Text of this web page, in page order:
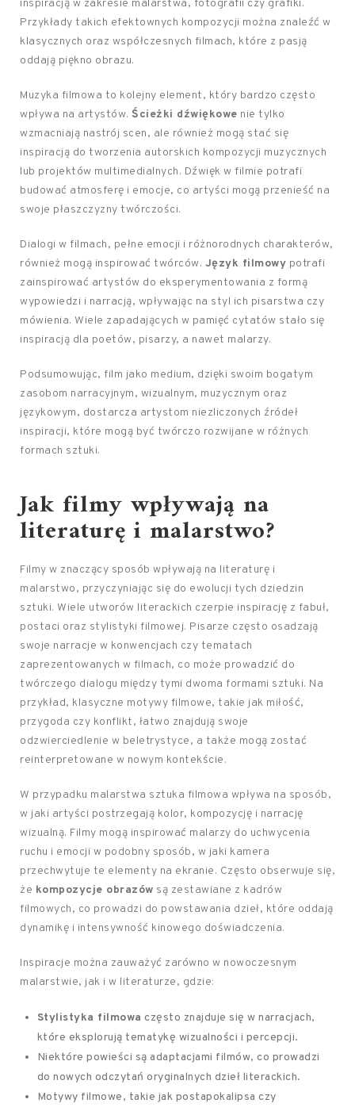
inspiracją w zakresie malarstwa, fotografii czy grafiki.
Przykłady takich efektownych kompozycji można znaleźć w
klasycznych oraz współczesnych filmach, które z pasją
oddają piękno obrazu.
Muzyka filmowa to kolejny element, który bardzo często
wpływa na artystów. Ścieżki dźwiękowe nie tylko
wzmacniają nastrój scen, ale również mogą stać się
inspiracją do tworzenia autorskich kompozycji muzycznych
lub projektów multimedialnych. Dźwięk w filmie potrafi
budować atmosferę i emocje, co artyści mogą przenieść na
swoje płaszczyzny twórczości.
Dialogi w filmach, pełne emocji i różnorodnych charakterów,
również mogą inspirować twórców. Język filmowy potrafi
zainspirować artystów do eksperymentowania z formą
wypowiedzi i narracją, wpływając na styl ich pisarstwa czy
mówienia. Wiele zapadających w pamięć cytatów stało się
inspiracją dla poetów, pisarzy, a nawet malarzy.
Podsumowując, film jako medium, dzięki swoim bogatym
zasobom narracyjnym, wizualnym, muzycznym oraz
językowym, dostarcza artystom niezliczonych źródeł
inspiracji, które mogą być twórczo rozwijane w różnych
formach sztuki.
Jak filmy wpływają na
literaturę i malarstwo?
Filmy w znaczący sposób wpływają na literaturę i
malarstwo, przyczyniając się do ewolucji tych dziedzin
sztuki. Wiele utworów literackich czerpie inspirację z fabuł,
postaci oraz stylistyki filmowej. Pisarze często osadzają
swoje narracje w konwencjach czy tematach
zaprezentowanych w filmach, co może prowadzić do
twórczego dialogu między tymi dwoma formami sztuki. Na
przykład, klasyczne motywy filmowe, takie jak miłość,
przygoda czy konflikt, łatwo znajdują swoje
odzwierciedlenie w beletrystyce, a także mogą zostać
reinterpretowane w nowym kontekście.
W przypadku malarstwa sztuka filmowa wpływa na sposób,
w jaki artyści postrzegają kolor, kompozycję i narrację
wizualną. Filmy mogą inspirować malarzy do uchwycenia
ruchu i emocji w podobny sposób, w jaki kamera
przechwytuje te elementy na ekranie. Często obserwuje się,
że kompozycje obrazów są zestawiane z kadrów
filmowych, co prowadzi do powstawania dzieł, które oddają
dynamikę i intensywność kinowego doświadczenia.
Inspiracje można zauważyć zarówno w nowoczesnym
malarstwie, jak i w literaturze, gdzie:
Stylistyka filmowa często znajduje się w narracjach,
które eksplorują tematykę wizualności i percepcji.
Niektóre powieści są adaptacjami filmów, co prowadzi
do nowych odczytań oryginalnych dzieł literackich.
Motywy filmowe, takie jak postapokalipsa czy